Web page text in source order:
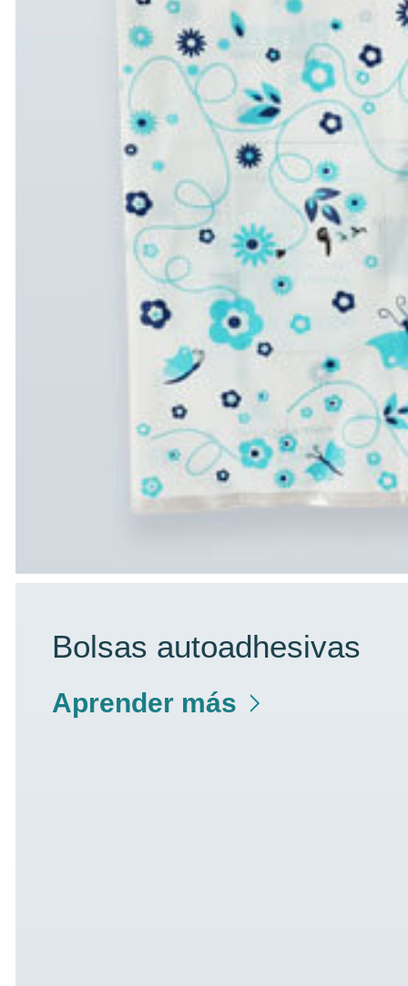
Bolsas autoadhesivas
Aprender más